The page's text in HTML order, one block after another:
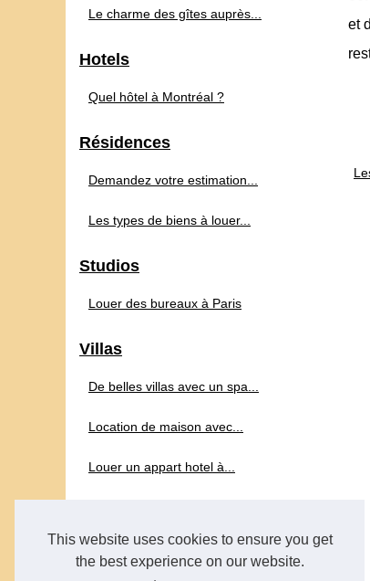
This website uses cookies to ensure you get
the best experience on our website.
et
Le charme des gîtes auprès...
Hotels
Quel hôtel à Montréal ?
Résidences
Demandez votre estimation...
Les types de biens à louer...
Studios
Louer des bureaux à Paris
Villas
De belles villas avec un spa...
Location de maison avec...
Louer un appart hotel à...
Et si vous investissiez dans...